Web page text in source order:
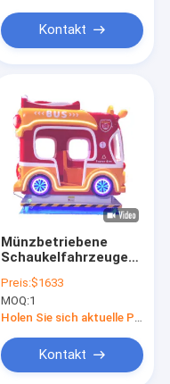
Kontakt
Münzbetriebene
Schaukelfahrzeuge
und fröhliche Lieder
für Kinder
Preis:$1633
MOQ:1
Holen Sie sich aktuelle Preis
Kontakt